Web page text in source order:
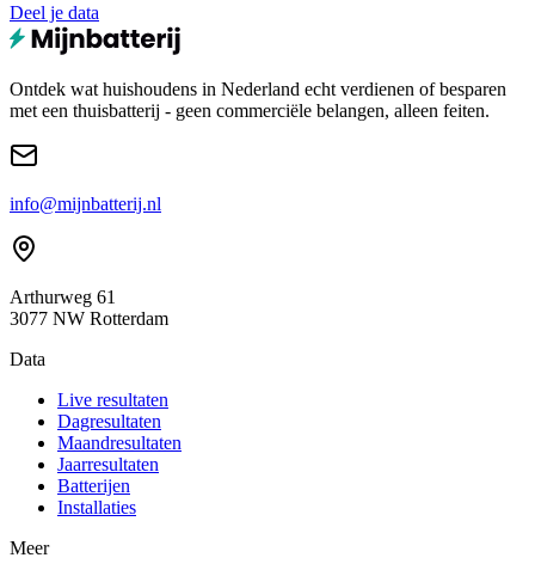
Deel je data
Ontdek wat huishoudens in Nederland echt verdienen of besparen
met een thuisbatterij - geen commerciële belangen, alleen feiten.
info@mijnbatterij.nl
Arthurweg 61
3077 NW Rotterdam
Data
Live resultaten
Dagresultaten
Maandresultaten
Jaarresultaten
Batterijen
Installaties
Meer